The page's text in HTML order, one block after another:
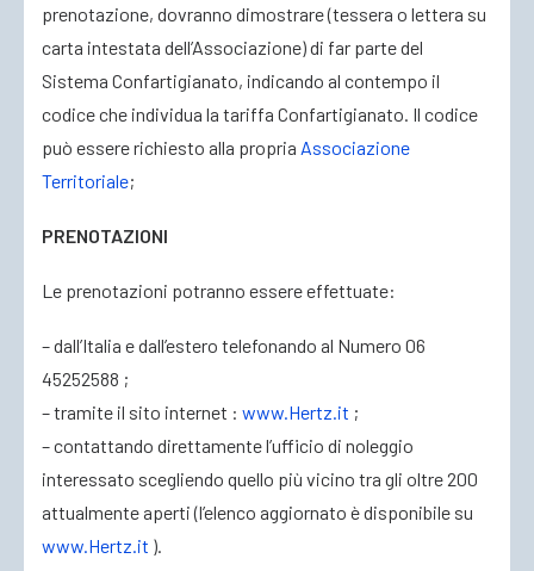
prenotazione, dovranno dimostrare (tessera o lettera su
carta intestata dell’Associazione) di far parte del
Sistema Confartigianato, indicando al contempo il
codice che individua la tariffa Confartigianato. Il codice
può essere richiesto alla propria Associazione
Territoriale;
PRENOTAZIONI
Le prenotazioni potranno essere effettuate:
– dall’Italia e dall’estero telefonando al Numero 06
45252588 ;
– tramite il sito internet : www.Hertz.it ;
– contattando direttamente l’ufficio di noleggio
interessato scegliendo quello più vicino tra gli oltre 200
attualmente aperti (l’elenco aggiornato è disponibile su
www.Hertz.it ).